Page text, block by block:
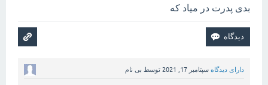
بدی پدرت در میاد که
دارای دیدگاه سپتامبر 17, 2021 توسط بی نام